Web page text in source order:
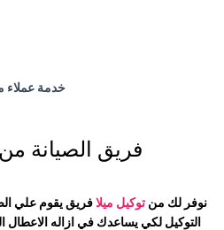
خدمة عملاء
فريق الصيانة من
نوفر لك منتوكيل ميلافريق يقوم علي
التوكيل لكي يساعدك في ازاله الاعطال